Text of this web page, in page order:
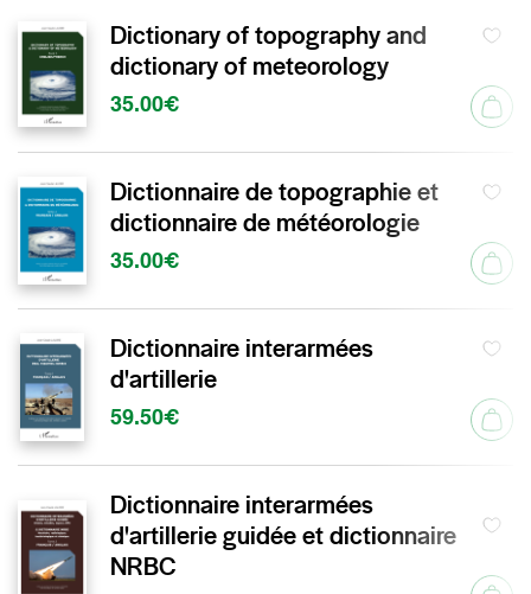
Dictionary of topography and
dictionary of meteorology
35.00€
Dictionnaire de topographie et
dictionnaire de météorologie
35.00€
Dictionnaire interarmées
d'artillerie
59.50€
Dictionnaire interarmées
d'artillerie guidée et dictionnaire
NRBC